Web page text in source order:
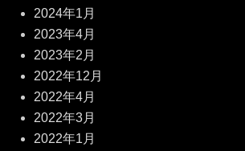
2024年1月
2023年4月
2023年2月
2022年12月
2022年4月
2022年3月
2022年1月